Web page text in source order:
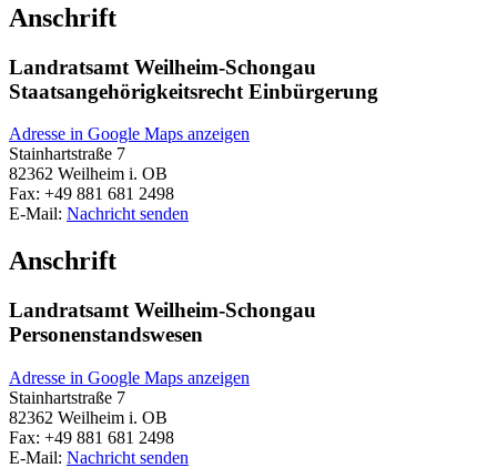
Anschrift
Landratsamt Weilheim-Schongau
Staatsangehörigkeitsrecht Einbürgerung
Adresse in Google Maps anzeigen
Stainhartstraße 7
82362 Weilheim i. OB
Fax: +49 881 681 2498
E-Mail: Nachricht senden
Anschrift
Landratsamt Weilheim-Schongau
Personenstandswesen
Adresse in Google Maps anzeigen
Stainhartstraße 7
82362 Weilheim i. OB
Fax: +49 881 681 2498
E-Mail: Nachricht senden